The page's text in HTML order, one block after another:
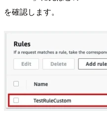
を確認します。